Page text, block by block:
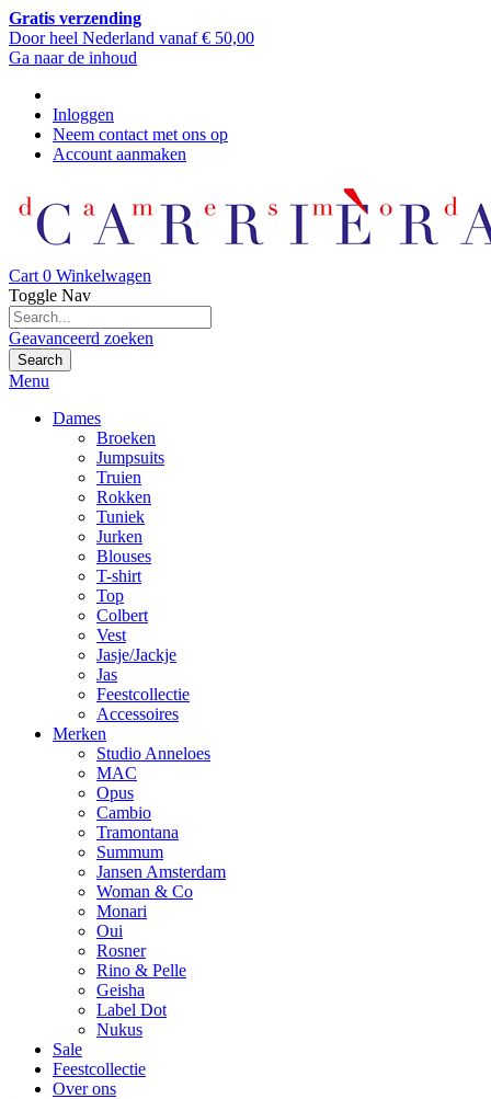
Gratis verzending
Door heel Nederland vanaf € 50,00
Ga naar de inhoud
Inloggen
Neem contact met ons op
Account aanmaken
Cart 0 Winkelwagen
Toggle Nav
Geavanceerd zoeken
Search
Menu
Dames
Broeken
Jumpsuits
Truien
Rokken
Tuniek
Jurken
Blouses
T-shirt
Top
Colbert
Vest
Jasje/Jackje
Jas
Feestcollectie
Accessoires
Merken
Studio Anneloes
MAC
Opus
Cambio
Tramontana
Summum
Jansen Amsterdam
Woman & Co
Monari
Oui
Rosner
Rino & Pelle
Geisha
Label Dot
Nukus
Sale
Feestcollectie
Over ons